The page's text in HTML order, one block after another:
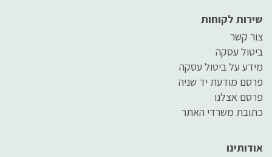
שירות לקוחות
צור קשר
ביטול עסקה
מידע על ביטול עסקה
פרסם מודעת יד שניה
פרסם אצלנו
כתובת משרדי האתר
אודותינו